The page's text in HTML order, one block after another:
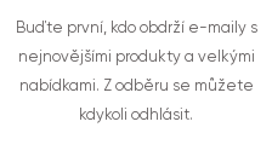
Buďte první, kdo obdrží e-maily s
nejnovějšími produkty a velkými
nabídkami. Z odběru se můžete
kdykoli odhlásit.